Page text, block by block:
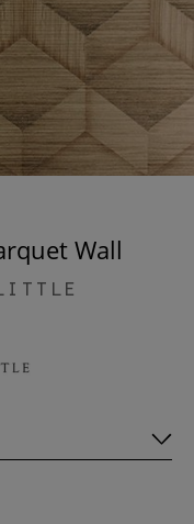
Wall
Little